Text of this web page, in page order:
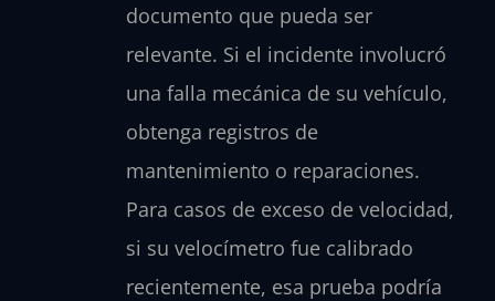
documento que pueda ser
relevante. Si el incidente involucró
una falla mecánica de su vehículo,
obtenga registros de
mantenimiento o reparaciones.
Para casos de exceso de velocidad,
si su velocímetro fue calibrado
recientemente, esa prueba podría